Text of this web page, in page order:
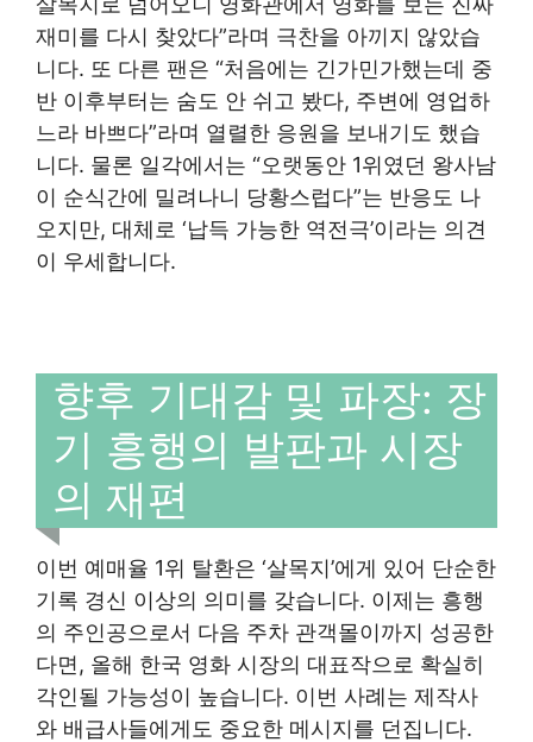
재미를 다시 찾았다”라며 극찬을 아끼지 않았습
니다. 또 다른 팬은 “처음에는 긴가민가했는데 중
반 이후부터는 숨도 안 쉬고 봤다, 주변에 영업하
느라 바쁘다”라며 열렬한 응원을 보내기도 했습
니다. 물론 일각에서는 “오랫동안 1위였던 왕사남
이 순식간에 밀려나니 당황스럽다”는 반응도 나
오지만, 대체로 ‘납득 가능한 역전극’이라는 의견
이 우세합니다.
향후 기대감 및 파장: 장
기 흥행의 발판과 시장
의 재편
이번 예매율 1위 탈환은 ‘살목지’에게 있어 단순한
기록 경신 이상의 의미를 갖습니다. 이제는 흥행
의 주인공으로서 다음 주차 관객몰이까지 성공한
다면, 올해 한국 영화 시장의 대표작으로 확실히
각인될 가능성이 높습니다. 이번 사례는 제작사
와 배급사들에게도 중요한 메시지를 던집니다.